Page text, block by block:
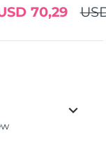
70,29